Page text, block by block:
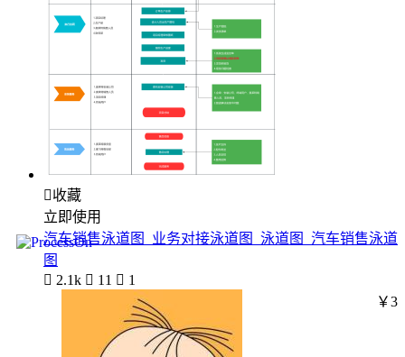
收藏
立即使用
汽车销售泳道图_业务对接泳道图_泳道图_汽车销售泳道
图
 2.1k  11  1
￥3